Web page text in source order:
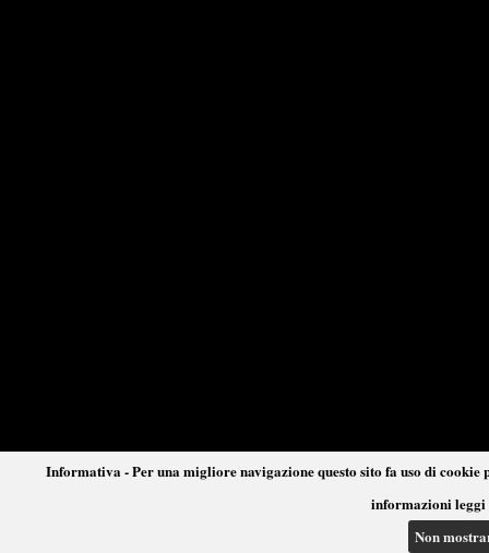
Informativa - Per una migliore navigazione questo sito fa uso di
informazioni leggi
Non